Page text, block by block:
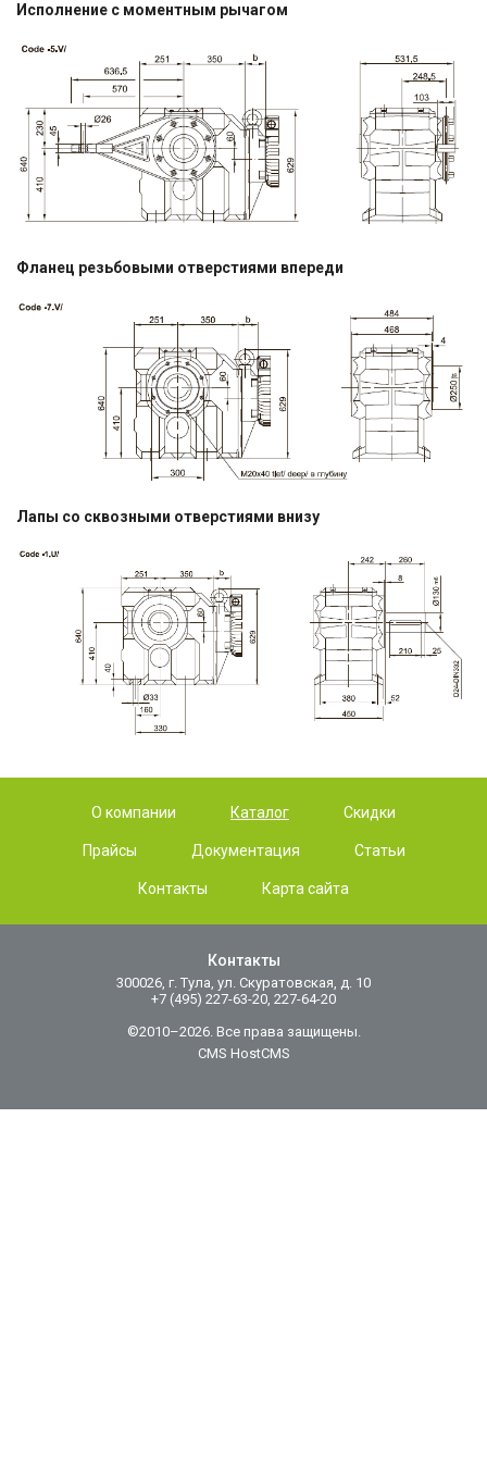
Исполнение с моментным рычагом
Фланец резьбовыми отверстиями впереди
Лапы со сквозными отверстиями внизу
О компании Каталог Скидки
Прайсы Документация Статьи
Контакты Карта сайта
Контакты
300026, г. Тула, ул. Скуратовская, д. 10
+7 (495) 227-63-20, 227-64-20
©2010–2026. Все права защищены.
CMS HostCMS